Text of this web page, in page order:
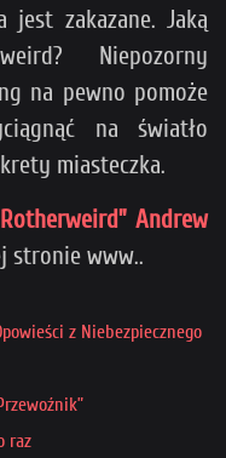
jest zakazane. Jaką
Niepozorny
na pewno pomoże
na światło
miasteczka.
Andrew
stronie www..
z Niebezpiecznego
raz